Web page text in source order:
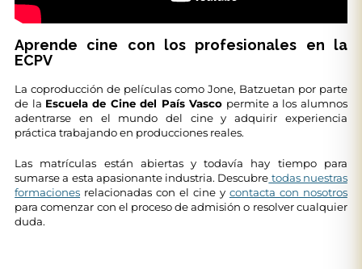
Aprende cine con los profesionales en la
ECPV
La coproducción de películas como Jone, Batzuetan por parte
de la Escuela de Cine del País Vasco permite a los alumnos
adentrarse en el mundo del cine y adquirir experiencia
práctica trabajando en producciones reales.
Las matrículas están abiertas y todavía hay tiempo para
sumarse a esta apasionante industria. Descubre todas nuestras
formaciones relacionadas con el cine y contacta con nosotros
para comenzar con el proceso de admisión o resolver cualquier
duda.